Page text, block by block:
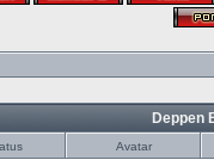
Deppen
Avatar